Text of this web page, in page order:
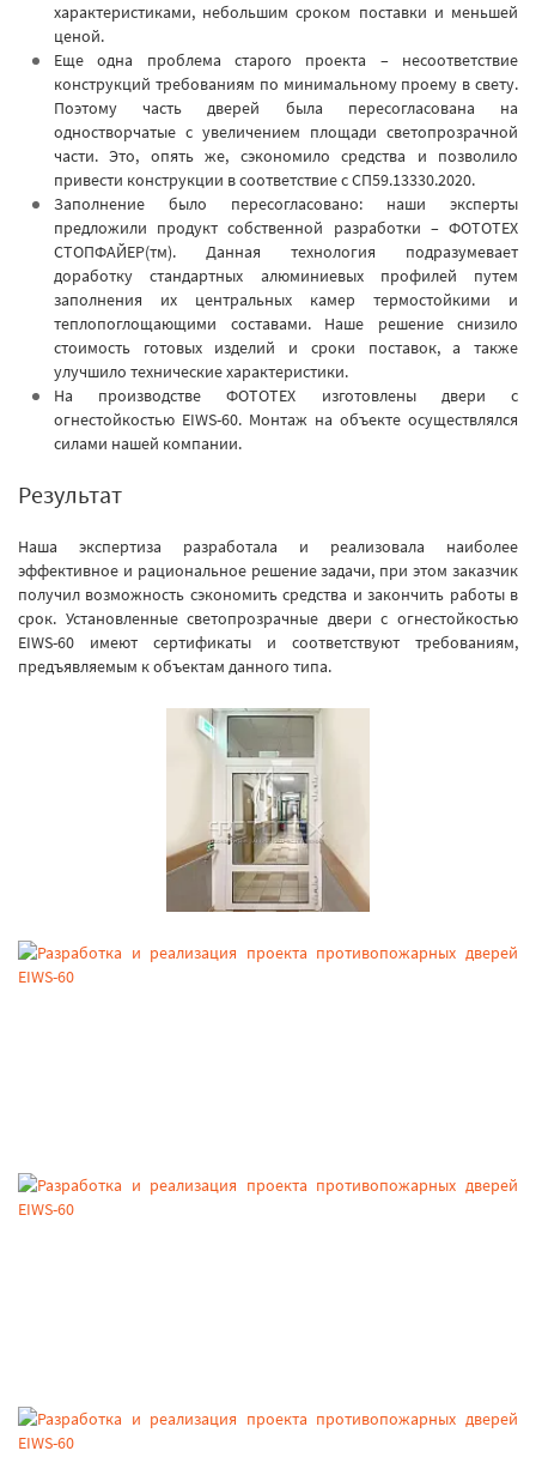
характеристиками, небольшим сроком поставки и меньшей
ценой.
Еще одна проблема старого проекта – несоответствие
конструкций требованиям по минимальному проему в свету.
Поэтому часть дверей была пересогласована на
одностворчатые с увеличением площади светопрозрачной
части. Это, опять же, сэкономило средства и позволило
привести конструкции в соответствие с СП59.13330.2020.
Заполнение было пересогласовано: наши эксперты
предложили продукт собственной разработки – ФОТОТЕХ
СТОПФАЙЕР(тм). Данная технология подразумевает
доработку стандартных алюминиевых профилей путем
заполнения их центральных камер термостойкими и
теплопоглощающими составами. Наше решение снизило
стоимость готовых изделий и сроки поставок, а также
улучшило технические характеристики.
На производстве ФОТОТЕХ изготовлены двери с
огнестойкостью EIWS-60. Монтаж на объекте осуществлялся
силами нашей компании.
Результат
Наша экспертиза разработала и реализовала наиболее
эффективное и рациональное решение задачи, при этом заказчик
получил возможность сэкономить средства и закончить работы в
срок. Установленные светопрозрачные двери с огнестойкостью
EIWS-60 имеют сертификаты и соответствуют требованиям,
предъявляемым к объектам данного типа.